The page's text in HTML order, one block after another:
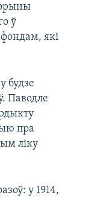
ў
які
будзе
Паводле
пра
ліку
у 1914,